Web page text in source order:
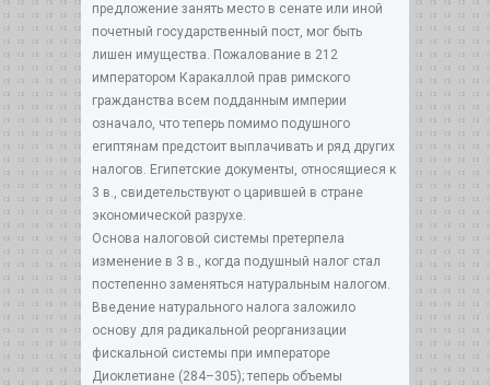
предложение занять место в сенате или иной
почетный государственный пост, мог быть
лишен имущества. Пожалование в 212
императором Каракаллой прав римского
гражданства всем подданным империи
означало, что теперь помимо подушного
египтянам предстоит выплачивать и ряд других
налогов. Египетские документы, относящиеся к
3 в., свидетельствуют о царившей в стране
экономической разрухе.
Основа налоговой системы претерпела
изменение в 3 в., когда подушный налог стал
постепенно заменяться натуральным налогом.
Введение натурального налога заложило
основу для радикальной реорганизации
фискальной системы при императоре
Диоклетиане (284–305); теперь объемы